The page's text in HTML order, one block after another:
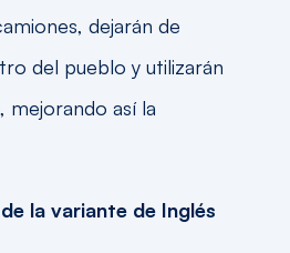
dejarán de
del pueblo y utilizarán
mejorando así la
la variante de Inglés